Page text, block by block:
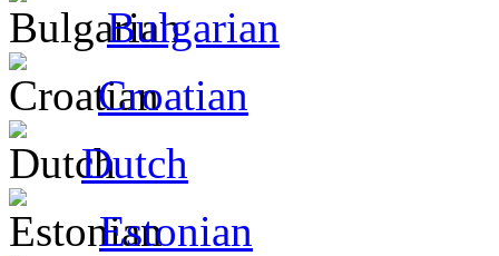
Bulgarian
Croatian
Dutch
Estonian